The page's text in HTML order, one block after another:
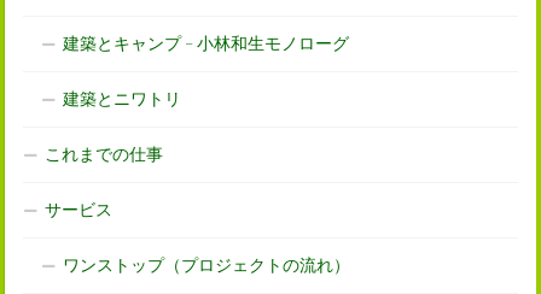
建築とキャンプ – 小林和生モノローグ
建築とニワトリ
これまでの仕事
サービス
ワンストップ（プロジェクトの流れ）